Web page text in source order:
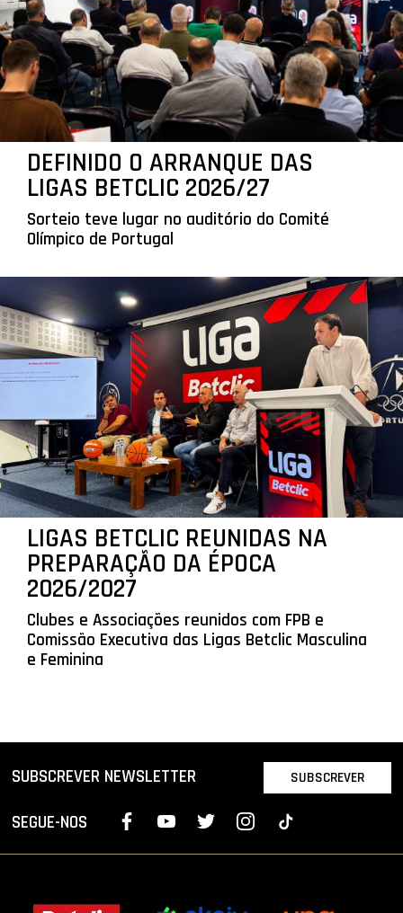
DEFINIDO O ARRANQUE DAS
LIGAS BETCLIC 2026/27
Sorteio teve lugar no auditório do Comité
Olímpico de Portugal
LIGAS BETCLIC REUNIDAS NA
PREPARAÇÃO DA ÉPOCA
2026/2027
Clubes e Associações reunidos com FPB e
Comissão Executiva das Ligas Betclic Masculina
e Feminina
SUBSCREVER NEWSLETTER SUBSCREVER
SEGUE-NOS